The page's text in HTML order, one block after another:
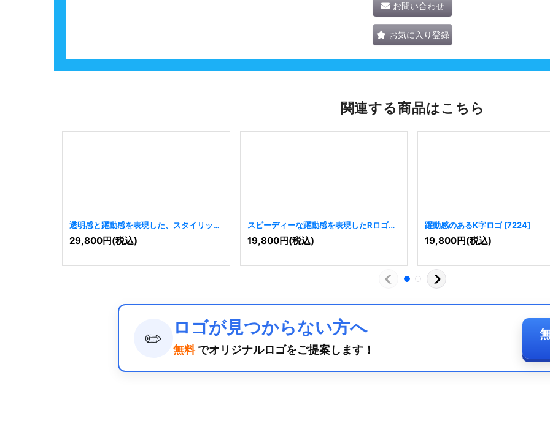
お問い合わせ
お気に入り登録
関連する商品はこちら
透明感と躍動感を表現した、スタイリッシ
ュなSのロゴ[8466
29,800円(税込)
スピーディーな躍動感を表現したRロゴ
[7908]
19,800円(税込)
躍動感のあるK字ロゴ [7224]
19,800円(税込)
✏️
ロゴが見つからない方へ
無料 でオリジナルロゴをご提案します！